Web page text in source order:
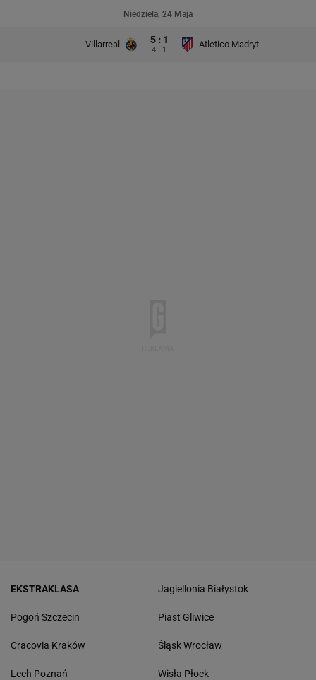
Niedziela, 24 Maja
Villarreal 5 : 1
4 : 1
Atletico Madryt
EKSTRAKLASA
Pogoń Szczecin
Cracovia Kraków
Lech Poznań
Jagiellonia Białystok
Piast Gliwice
Śląsk Wrocław
Wisła Płock